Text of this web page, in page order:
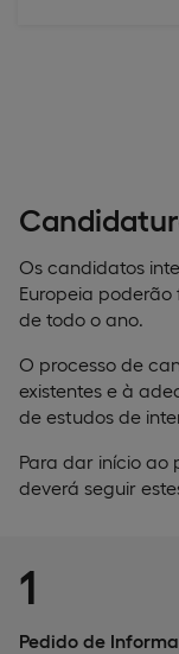
Os candidatos
Europeia
de todo o ano.
O processo de
existentes e à
de estudos de
Para dar início ao
deverá seguir
1
Pedido de